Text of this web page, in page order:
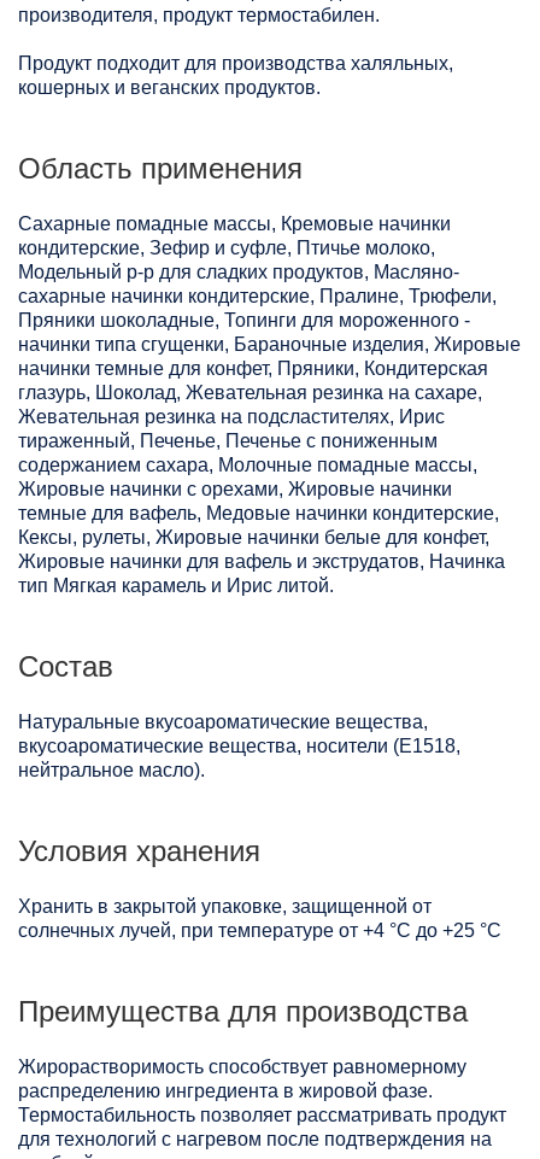
производителя, продукт термостабилен.
Продукт подходит для производства халяльных,
кошерных и веганских продуктов.
Область применения
Сахарные помадные массы, Кремовые начинки
кондитерские, Зефир и суфле, Птичье молоко,
Модельный р-р для сладких продуктов, Масляно-
сахарные начинки кондитерские, Пралине, Трюфели,
Пряники шоколадные, Топинги для мороженного -
начинки типа сгущенки, Бараночные изделия, Жировые
начинки темные для конфет, Пряники, Кондитерская
глазурь, Шоколад, Жевательная резинка на сахаре,
Жевательная резинка на подсластителях, Ирис
тираженный, Печенье, Печенье с пониженным
содержанием сахара, Молочные помадные массы,
Жировые начинки с орехами, Жировые начинки
темные для вафель, Медовые начинки кондитерские,
Кексы, рулеты, Жировые начинки белые для конфет,
Жировые начинки для вафель и экструдатов, Начинка
тип Мягкая карамель и Ирис литой.
Состав
Натуральные вкусоароматические вещества,
вкусоароматические вещества, носители (Е1518,
нейтральное масло).
Условия хранения
Хранить в закрытой упаковке, защищенной от
солнечных лучей, при температуре от +4 °C до +25 °C
Преимущества для производства
Жирорастворимость способствует равномерному
распределению ингредиента в жировой фазе.
Термостабильность позволяет рассматривать продукт
для технологий с нагревом после подтверждения на